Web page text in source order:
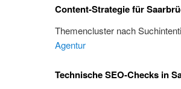
Content-Strategie für
Themencluster nach
Agentur
Technische SEO-Checks in